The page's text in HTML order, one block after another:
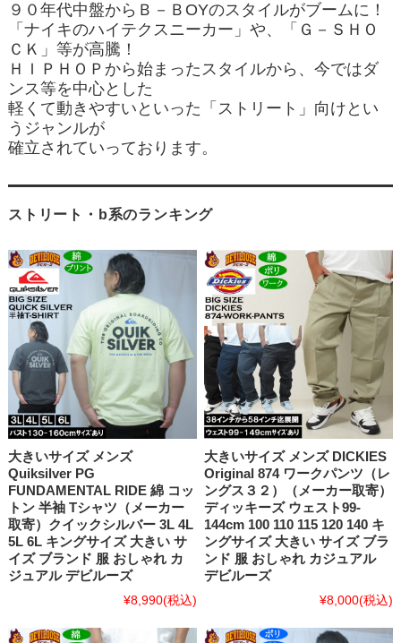
９０年代中盤からＢ－ＢOYのスタイルがブームに！
「ナイキのハイテクスニーカー」や、「Ｇ－ＳＨＯ
ＣＫ」等が高騰！
ＨＩＰＨＯＰから始まったスタイルから、今ではダ
ンス等を中心とした
軽くて動きやすいといった「ストリート」向けとい
うジャンルが
確立されていっております。
ストリート・b系のランキング
大きいサイズ メンズ
Quiksilver PG
FUNDAMENTAL RIDE 綿 コッ
トン 半袖 Tシャツ（メーカー
取寄）クイックシルバー 3L 4L
5L 6L キングサイズ 大きい サ
イズ ブランド 服 おしゃれ カ
ジュアル デビルーズ
¥8,990(税込)
大きいサイズ メンズ DICKIES
Original 874 ワークパンツ（レ
ングス３２）（メーカー取寄）
ディッキーズ ウェスト99-
144cm 100 110 115 120 140 キ
ングサイズ 大きい サイズ ブラ
ンド 服 おしゃれ カジュアル
デビルーズ
¥8,000(税込)